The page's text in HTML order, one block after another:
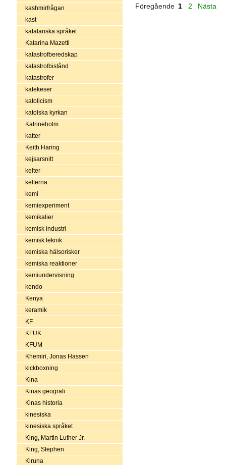
kashmirfrågan
kast
katalanska språket
Katarina Mazetti
katastrofberedskap
katastrofbistånd
katastrofer
katekeser
katolicism
katolska kyrkan
Katrineholm
katter
Keith Haring
kejsarsnitt
kelter
kelterna
kemi
kemiexperiment
kemikalier
kemisk industri
kemisk teknik
kemiska hälsorisker
kemiska reaktioner
kemiundervisning
kendo
Kenya
keramik
KF
KFUK
KFUM
Khemiri, Jonas Hassen
kickboxning
Kina
Kinas geografi
Kinas historia
kinesiska
kinesiska språket
King, Martin Luther Jr.
King, Stephen
Kiruna
Föregående 1 2 Nästa